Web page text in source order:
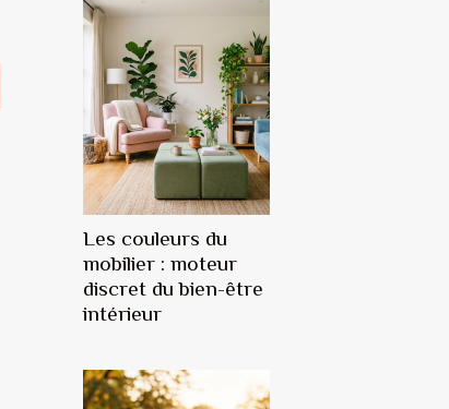
Les couleurs du
mobilier : moteur
discret du bien-être
intérieur